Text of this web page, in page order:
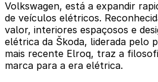
Volkswagen, está a expandir
de veículos elétricos.
valor, interiores espaçosos e
elétrica da Škoda, liderada pelo
mais recente Elroq, traz a
marca para a era elétrica.